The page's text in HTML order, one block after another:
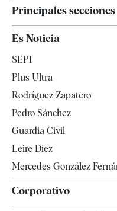
Principales secciones
Televisión
Es Noticia
SEPI
Plus Ultra
Rodríguez Zapatero
Pedro Sánchez
Guardia Civil
Leire Díez
Mercedes González
Corporativo